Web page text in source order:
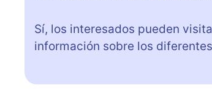
Sí, los interesados pueden
información sobre los